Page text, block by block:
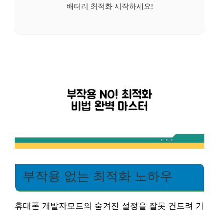
배터리 최적화 시작하세요!
부작용 없는 최적화 노하우
휴대폰 개발자모드의 숨겨진 설정을 잘못 건드려 기